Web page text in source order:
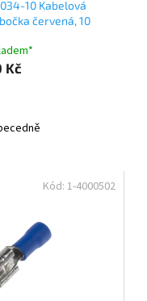
10 Kabelová
červená, 10
Kč
Kód: 1-4000502